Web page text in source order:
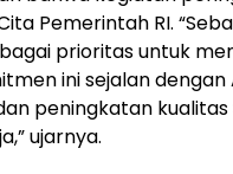
Pemerintah RI.
prioritas untuk
ini sejalan
peningkatan kualitas
ujarnya.